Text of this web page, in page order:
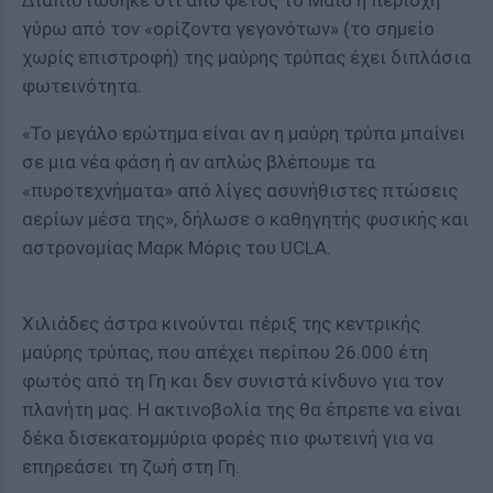
γύρω από τον «ορίζοντα γεγονότων» (το σημείο
χωρίς επιστροφή) της μαύρης τρύπας έχει διπλάσια
φωτεινότητα.
«Το μεγάλο ερώτημα είναι αν η μαύρη τρύπα μπαίνει
σε μια νέα φάση ή αν απλώς βλέπουμε τα
«πυροτεχνήματα» από λίγες ασυνήθιστες πτώσεις
αερίων μέσα της», δήλωσε ο καθηγητής φυσικής και
αστρονομίας Μαρκ Μόρις του UCLA.
Χιλιάδες άστρα κινούνται πέριξ της κεντρικής
μαύρης τρύπας, που απέχει περίπου 26.000 έτη
φωτός από τη Γη και δεν συνιστά κίνδυνο για τον
πλανήτη μας. Η ακτινοβολία της θα έπρεπε να είναι
δέκα δισεκατομμύρια φορές πιο φωτεινή για να
επηρεάσει τη ζωή στη Γη.